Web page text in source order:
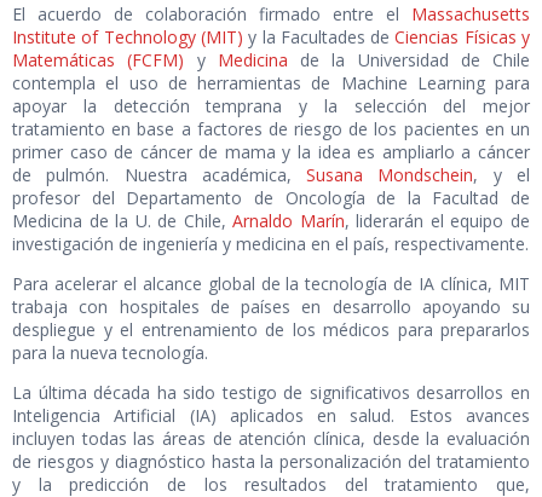
El acuerdo de colaboración firmado entre el Massachusetts
Institute of Technology (MIT) y la Facultades deCiencias Físicas y
Matemáticas (FCFM) y Medicina de la Universidad de Chile
contempla el uso de herramientas de Machine Learning para
apoyar la detección temprana y la selección del mejor
tratamiento en base a factores de riesgo de los pacientes en un
primer caso de cáncer de mama y la idea es ampliarlo a cáncer
de pulmón. Nuestra académica,Susana Mondschein, y el
profesor del Departamento de Oncología de la Facultad de
Medicina de la U. de Chile,Arnaldo Marín, liderarán el equipo de
investigación de ingeniería y medicina en el país, respectivamente.
Para acelerar el alcance global de la tecnología de IA clínica, MIT
trabaja con hospitales de países en desarrollo apoyando su
despliegue y el entrenamiento de los médicos para prepararlos
para la nueva tecnología.
La última década ha sido testigo de significativos desarrollos en
Inteligencia Artificial (IA) aplicados en salud. Estos avances
incluyen todas las áreas de atención clínica, desde la evaluación
de riesgos y diagnóstico hasta la personalización del tratamiento
y la predicción de los resultados del tratamiento que,